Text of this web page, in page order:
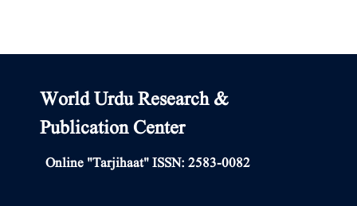
World Urdu Research &
Publication Center
Online "Tarjihaat" ISSN: 2583-0082